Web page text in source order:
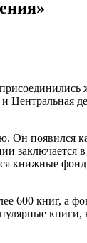
появился
600 книг, а